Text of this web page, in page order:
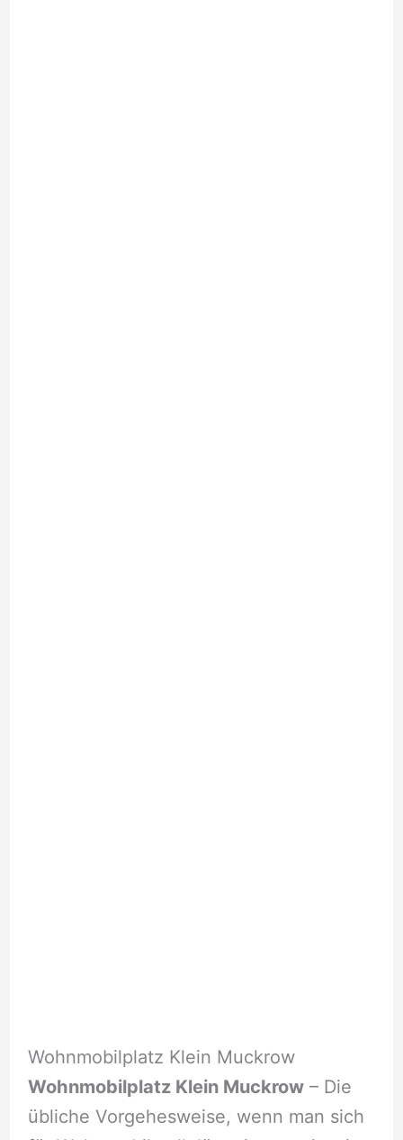
Wohnmobilplatz Klein Muckrow
Wohnmobilplatz Klein Muckrow– Die
übliche Vorgehesweise, wenn man sich